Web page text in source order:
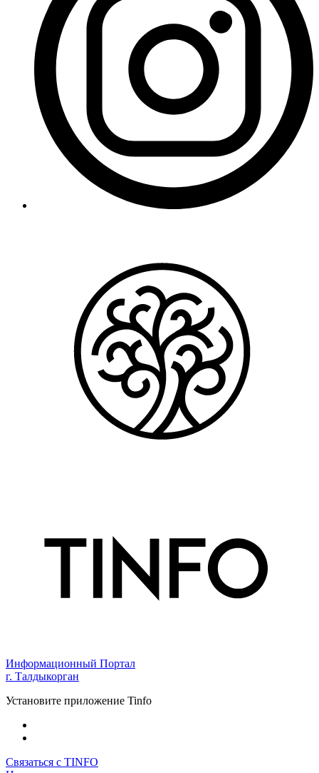
Информационный Портал
г. Талдыкорган
Установите приложение Tinfo
Связаться с TINFO